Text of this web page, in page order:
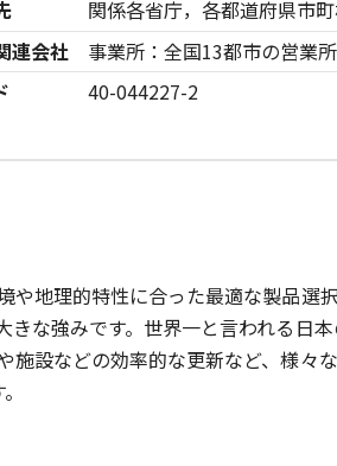
関係各省庁，各都道府県市
連会社
事業所：全国13都市の営業
40-044227-2
や地理的特性に合った最適な製品選
な強みです。世界一と言われる日
設などの効率的な更新など、様々